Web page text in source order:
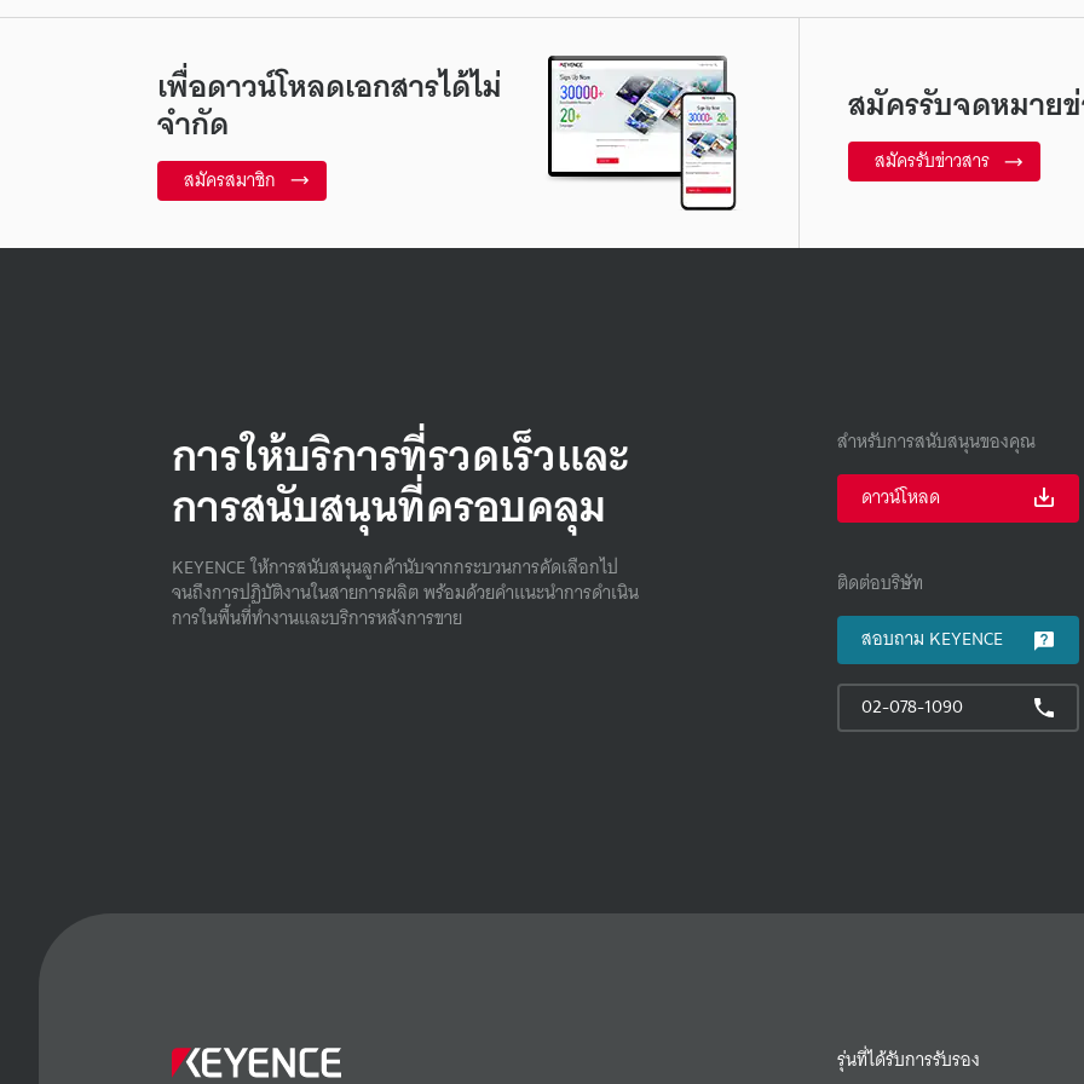
เพื่อดาวน์โหลดเอกสารได้ไม่
จำกัด
สมัครสมาชิก
สมัครรับจดหมาย
สมัครรับข่าวสาร
การให้บริการที่รวดเร็วและ
การสนับสนุนที่ครอบคลุม
KEYENCE ให้การสนับสนุนลูกค้านับจากกระบวนการคัดเลือกไป
จนถึงการปฏิบัติงานในสายการผลิต พร้อมด้วยคําแนะนําการดําเนิน
การในพื้นที่ทํางานและบริการหลังการขาย
สำหรับการสนับสนุนของคุณ
ดาวน์โหลด
ติดต่อบริษัท
สอบถาม KEYENCE
02-078-1090
รุ่นที่ได้รับการรับรอง